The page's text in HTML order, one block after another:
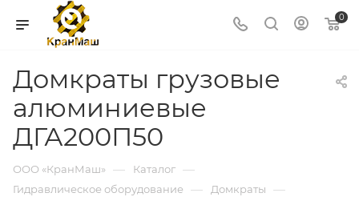
0
Домкраты грузовые
алюминиевые
ДГА200П50
ООО «КранМаш» — Каталог —
Гидравлическое оборудование — Домкраты —